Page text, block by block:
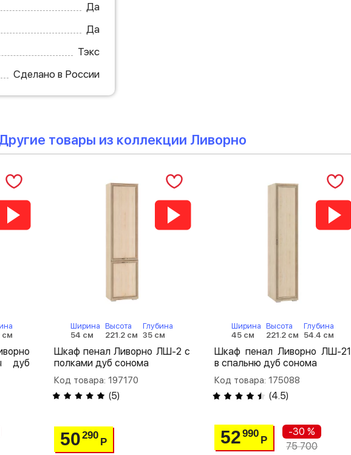
Да
Да
Тэкс
Сделано в России
товары из коллекции Ливорно
см
дуб
Ширина
54 см
Высота
221.2 см
Глубина
35 см
Шкаф пенал Ливорно ЛШ-2 с
полками дуб сонома
Код товара: 197170
(5)
50290
Р
Ширина
45 см
Высота
221.2 см
Глубина
54.4 см
Шкаф пенал Ливорно ЛШ-21
в спальню дуб сонома
Код товара: 175088
(4.5)
52990
Р
-30 %
75 700